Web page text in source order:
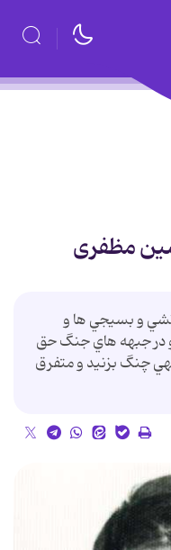
مظفری
و بسيجي ها و
در جبهه هاي جنگ حق
چنگ بزنيد و متفرق